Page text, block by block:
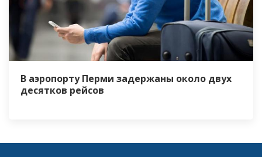
В аэропорту Перми задержаны около двух
десятков рейсов